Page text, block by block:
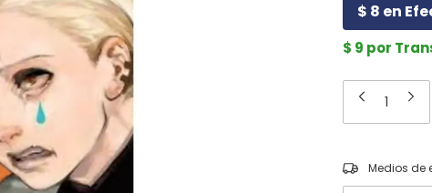
$ 8 en
$ 9 por
Entregas para
Medios de